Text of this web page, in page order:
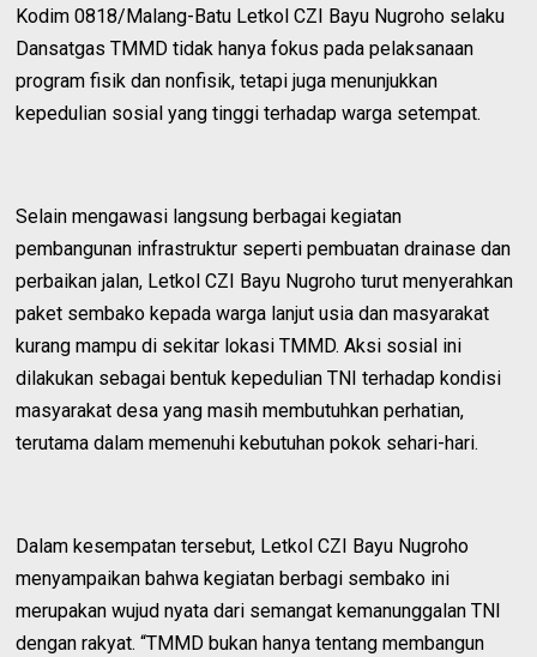
Kodim 0818/Malang-Batu Letkol CZI Bayu Nugroho selaku
Dansatgas TMMD tidak hanya fokus pada pelaksanaan
program fisik dan nonfisik, tetapi juga menunjukkan
kepedulian sosial yang tinggi terhadap warga setempat.
Selain mengawasi langsung berbagai kegiatan
pembangunan infrastruktur seperti pembuatan drainase dan
perbaikan jalan, Letkol CZI Bayu Nugroho turut menyerahkan
paket sembako kepada warga lanjut usia dan masyarakat
kurang mampu di sekitar lokasi TMMD. Aksi sosial ini
dilakukan sebagai bentuk kepedulian TNI terhadap kondisi
masyarakat desa yang masih membutuhkan perhatian,
terutama dalam memenuhi kebutuhan pokok sehari-hari.
Dalam kesempatan tersebut, Letkol CZI Bayu Nugroho
menyampaikan bahwa kegiatan berbagi sembako ini
merupakan wujud nyata dari semangat kemanunggalan TNI
dengan rakyat. “TMMD bukan hanya tentang membangun